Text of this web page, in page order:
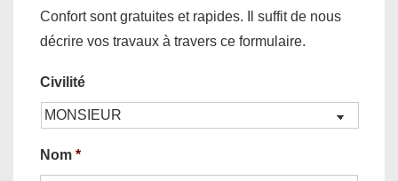
Confort sont gratuites et rapides. Il suffit de nous
décrire vos travaux à travers ce formulaire.
Civilité
Nom *